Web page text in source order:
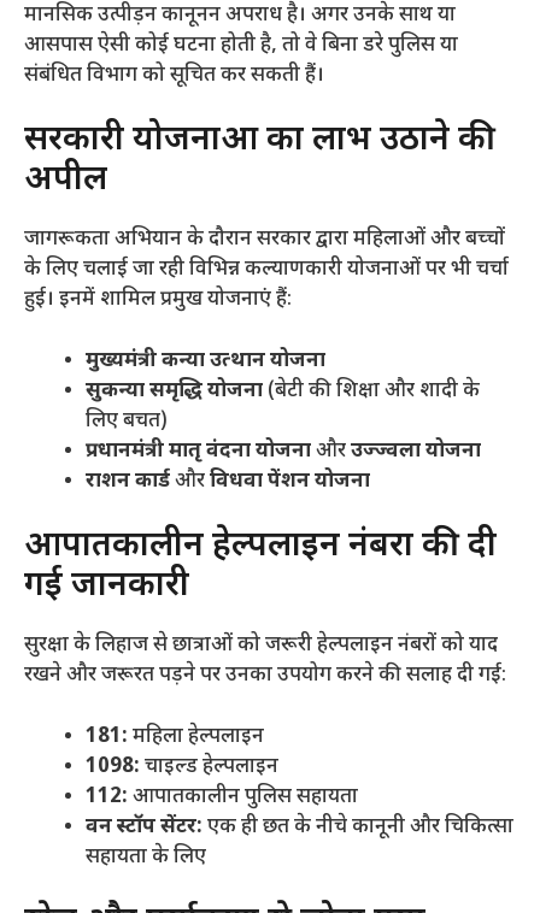
मानसिक उत्पीड़न कानूनन अपराध है। अगर उनके साथ या
आसपास ऐसी कोई घटना होती है, तो वे बिना डरे पुलिस या
संबंधित विभाग को सूचित कर सकती हैं।
​सरकारी योजनाओं का लाभ उठाने की
अपील
​जागरूकता अभियान के दौरान सरकार द्वारा महिलाओं और बच्चों
के लिए चलाई जा रही विभिन्न कल्याणकारी योजनाओं पर भी चर्चा
हुई। इनमें शामिल प्रमुख योजनाएं हैं:
मुख्यमंत्री कन्या उत्थान योजना
सुकन्या समृद्धि योजना (बेटी की शिक्षा और शादी के
लिए बचत)
प्रधानमंत्री मातृ वंदना योजनाऔरउज्ज्वला योजना
राशन कार्डऔरविधवा पेंशन योजना
​आपातकालीन हेल्पलाइन नंबरों की दी
गई जानकारी
​सुरक्षा के लिहाज से छात्राओं को जरूरी हेल्पलाइन नंबरों को याद
रखने और जरूरत पड़ने पर उनका उपयोग करने की सलाह दी गई:
181: महिला हेल्पलाइन
1098: चाइल्ड हेल्पलाइन
112: आपातकालीन पुलिस सहायता
वन स्टॉप सेंटर: एक ही छत के नीचे कानूनी और चिकित्सा
सहायता के लिए